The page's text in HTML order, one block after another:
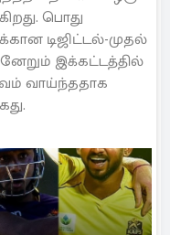
பொது
டிஜிட்டல்-முதல்
இக்கட்டத்தில்
வாய்ந்ததாக